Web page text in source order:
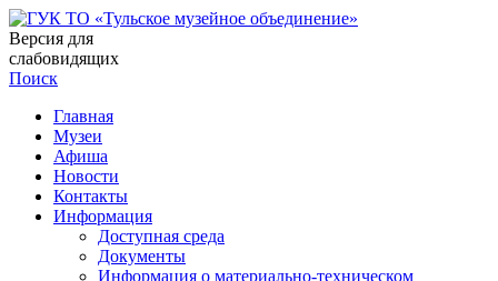
Версия для
слабовидящих
Поиск
Главная
Музеи
Афиша
Новости
Контакты
Информация
Доступная среда
Документы
Информация о материально-техническом